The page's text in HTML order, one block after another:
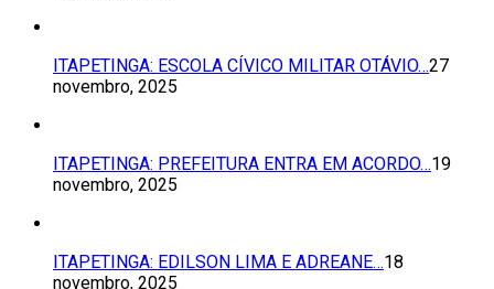
ITAPETINGA: ESCOLA CÍVICO MILITAR OTÁVIO…27
novembro, 2025
ITAPETINGA: PREFEITURA ENTRA EM ACORDO…19
novembro, 2025
ITAPETINGA: EDILSON LIMA E ADREANE…18
novembro, 2025